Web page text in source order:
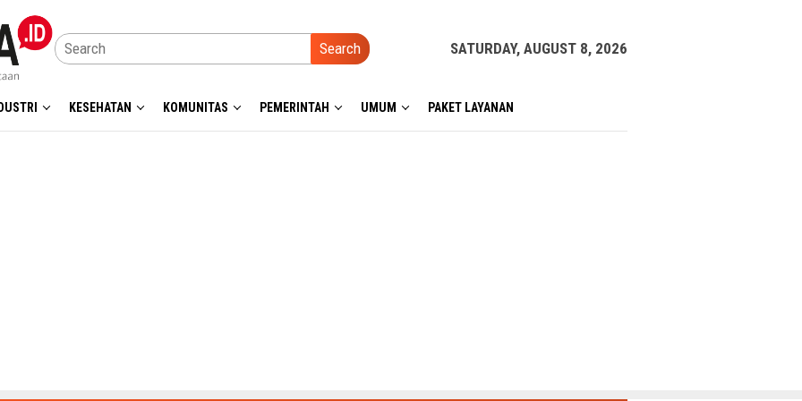
Search SATURDAY, AUGUST 8, 2026
KESEHATAN KOMUNITAS PEMERINTAH UMUM PAKET LAYANAN